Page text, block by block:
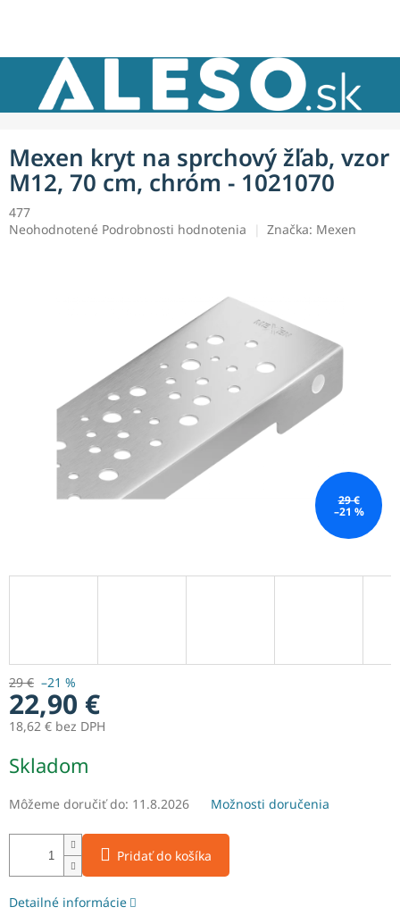
Mexen kryt na sprchový žľab, vzor
M12, 70 cm, chróm - 1021070
477
Priemerné
Neohodnotené Podrobnosti hodnotenia Značka: Mexen
29 €
–21 %
29 € –21 %
22,90 €
18,62 € bez DPH
cena:
Skladom
Môžeme doručiť do: 11.8.2026 Možnosti doručenia
Pridať do košíka
Detailné informácie